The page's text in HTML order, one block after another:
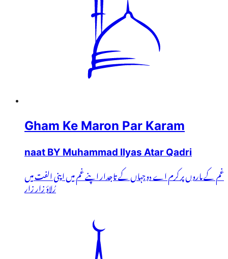
Gham Ke Maron Par Karam
naat BY Muhammad Ilyas Atar Qadri
غم کے ماروں پر کرم اے دوجہاں کے تاجدار اپنے غم میں اپنی الفت میں
رُلاؤ زار زار